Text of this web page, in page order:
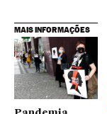
MAIS INFORMAÇÕES